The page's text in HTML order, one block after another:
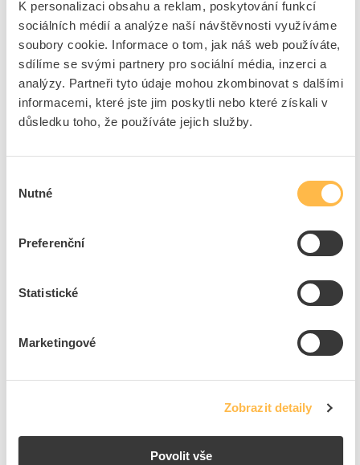
K personalizaci obsahu a reklam, poskytování funkcí
sociálních médií a analýze naší návštěvnosti využíváme
soubory cookie. Informace o tom, jak náš web používáte,
sdílíme se svými partnery pro sociální média, inzerci a
analýzy. Partneři tyto údaje mohou zkombinovat s dalšími
informacemi, které jste jim poskytli nebo které získali v
důsledku toho, že používáte jejich služby.
souhlasu
Nutné
Preferenční
Statistické
Marketingové
Zobrazit detaily
Povolit vše
PANLUX Napájecí zdroj LED 12V/150W
Kód ELFETEX
11.310.115
EAN
8595216621238
Značka
PANLUX
Cena s DPH 1 345,46 Kč/ks
do košíku
Přidat k porovnání
OSRAM Předřadník QTP-OPTIMAL 2X54-58/220-
4008321880253